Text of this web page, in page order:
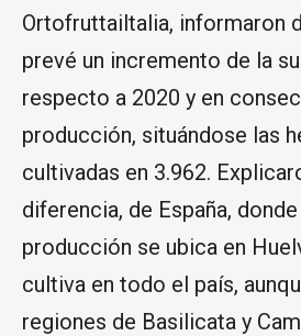
Ortofruttailtalia, informaron
prevé un incremento de la
respecto a 2020 y en
producción, situándose las
cultivadas en 3.962.
diferencia, de España,
producción se ubica en
cultiva en todo el país,
regiones de Basilicata y